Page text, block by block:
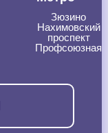
Зюзино
Нахимовский
проспект
Профсоюзная